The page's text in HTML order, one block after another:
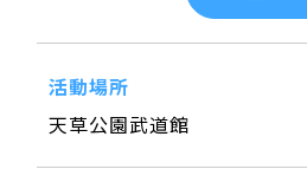
活動場所
天草公園武道館